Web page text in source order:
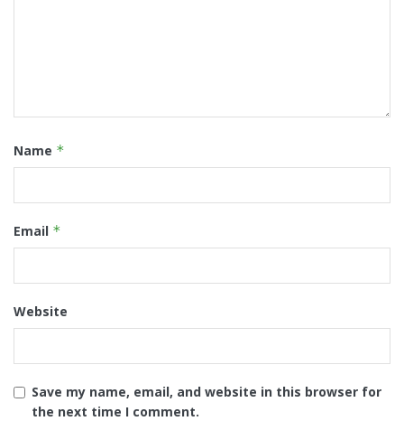
Name *
Email *
Website
Save my name, email, and website in this browser for
the next time I comment.